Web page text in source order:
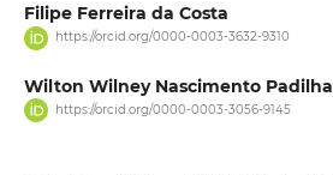
Filipe Ferreira da Costa
https://orcid.org/0000-0003-3632-9310
Wilton Wilney Nascimento Padilha
https://orcid.org/0000-0003-3056-9145